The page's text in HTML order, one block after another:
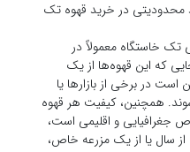
قهوه تک خاستگاه
نمی‌توانند هزینه
تک خاستگاه ممکن
در دسترس نباشند.